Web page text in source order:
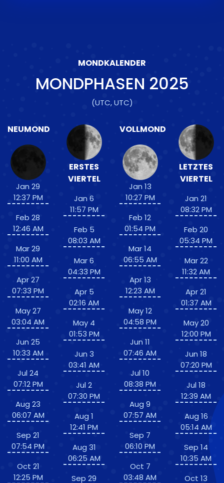
MONDKALENDER
MONDPHASEN 2025
(UTC, UTC)
NEUMOND
Jan 29
12:37 PM
Feb 28
12:46 AM
Mar 29
11:00 AM
Apr 27
07:33 PM
May 27
03:04 AM
Jun 25
10:33 AM
Jul 24
07:12 PM
Aug 23
06:07 AM
Sep 21
07:54 PM
Oct 21
12:25 PM
ERSTES
VIERTEL
Jan 6
11:57 PM
Feb 5
08:03 AM
Mar 6
04:33 PM
Apr 5
02:16 AM
May 4
01:53 PM
Jun 3
03:41 AM
Jul 2
07:30 PM
Aug 1
12:41 PM
Aug 31
06:25 AM
Sep 29
VOLLMOND
Jan 13
10:27 PM
Feb 12
01:54 PM
Mar 14
06:55 AM
Apr 13
12:23 AM
May 12
04:58 PM
Jun 11
07:46 AM
Jul 10
08:38 PM
Aug 9
07:57 AM
Sep 7
06:10 PM
Oct 7
03:48 AM
LETZTES
VIERTEL
Jan 21
08:32 PM
Feb 20
05:34 PM
Mar 22
11:32 AM
Apr 21
01:37 AM
May 20
12:00 PM
Jun 18
07:20 PM
Jul 18
12:39 AM
Aug 16
05:14 AM
Sep 14
10:35 AM
Oct 13